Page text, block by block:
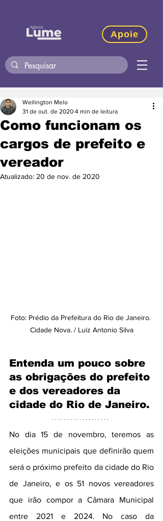
Apoie
Como funcionam os
cargos de prefeito e
vereador
Wellington Melo
31 de out. de 2020 4 min de leitura
Atualizado: 20 de nov. de 2020
Foto: Prédio da Prefeitura do Rio de Janeiro.
Cidade Nova. / Luiz Antonio Silva
Entenda um pouco sobre
as obrigações do prefeito
e dos vereadores da
cidade do Rio de Janeiro.
No dia 15 de novembro, teremos as
eleições municipais que definirão quem
será o próximo prefeito da cidade do Rio
de Janeiro, e os 51 novos vereadores
que irão compor a Câmara Municipal
entre 2021 e 2024. No caso da